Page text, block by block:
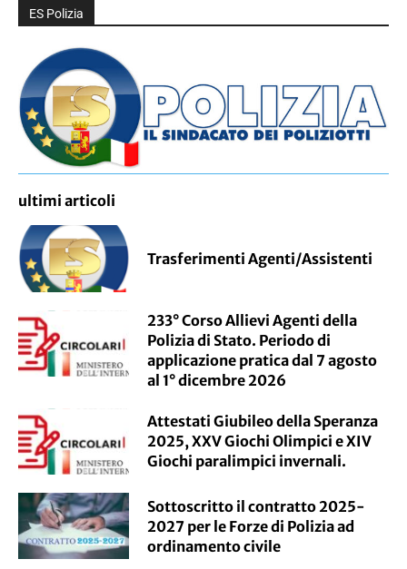
ES Polizia
ultimi articoli
Trasferimenti Agenti/Assistenti
233° Corso Allievi Agenti della
Polizia di Stato. Periodo di
applicazione pratica dal 7 agosto
al 1° dicembre 2026
Attestati Giubileo della Speranza
2025, XXV Giochi Olimpici e XIV
Giochi paralimpici invernali.
Sottoscritto il contratto 2025-
2027 per le Forze di Polizia ad
ordinamento civile